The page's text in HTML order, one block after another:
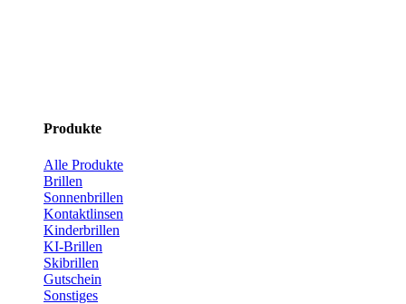
Produkte
Alle Produkte
Brillen
Sonnenbrillen
Kontaktlinsen
Kinderbrillen
KI-Brillen
Skibrillen
Gutschein
Sonstiges